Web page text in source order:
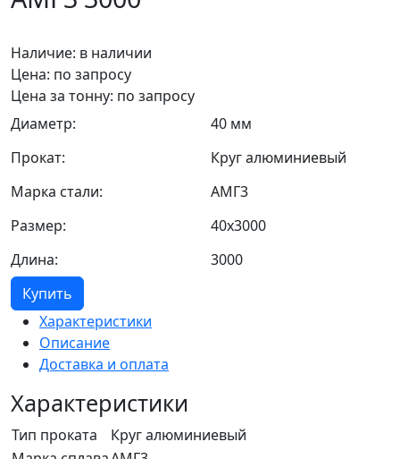
Наличие: в наличии
Цена: по запросу
Цена за тонну: по запросу
Диаметр:
40 мм
Прокат:
Круг алюминиевый
Марка стали:
АМГ3
Размер:
40х3000
Длина:
3000
Купить
Характеристики
Описание
Доставка и оплата
Характеристики
Тип проката
Круг алюминиевый